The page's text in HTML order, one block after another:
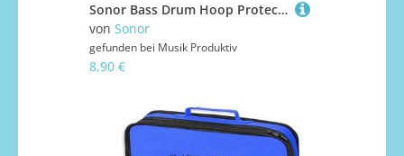
Sonor Bass Drum Hoop Protector 3 Pcs. Ersatzteil
von Sonor
gefunden bei Musik Produktiv
8,90 €